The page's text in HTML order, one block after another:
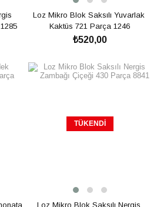
Loz Mikro Blok Saksılı Yuvarlak
Kaktüs 721 Parça 1246
₺520,00
TÜKENDI
Loz Mikro Blok Saksılı Nergis